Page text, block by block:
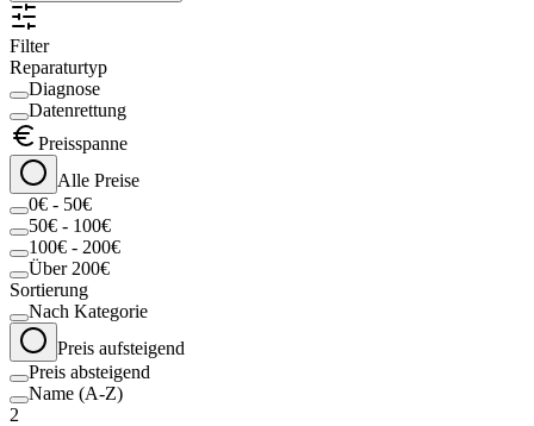
Filter
Reparaturtyp
Diagnose
Datenrettung
Preisspanne
Alle Preise
0€ - 50€
50€ - 100€
100€ - 200€
Über 200€
Sortierung
Nach Kategorie
Preis aufsteigend
Preis absteigend
Name (A-Z)
2